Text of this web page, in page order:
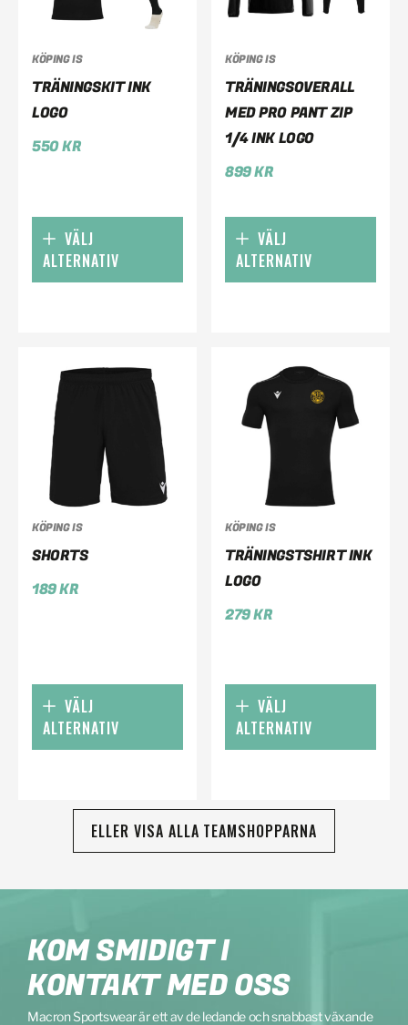
KÖPING IS
TRÄNINGSKIT INK
LOGO
550KR
VÄLJ
ALTERNATIV
KÖPING IS
TRÄNINGSOVERALL
MED PRO PANT ZIP
1/4 INK LOGO
899KR
VÄLJ
ALTERNATIV
KÖPING IS
SHORTS
189KR
VÄLJ
ALTERNATIV
KÖPING IS
TRÄNINGSTSHIRT INK
LOGO
279KR
VÄLJ
ALTERNATIV
ELLER VISA ALLA TEAMSHOPPARNA
KOM SMIDIGT I
KONTAKT MED OSS
Macron Sportswear är ett av de ledande och snabbast växande